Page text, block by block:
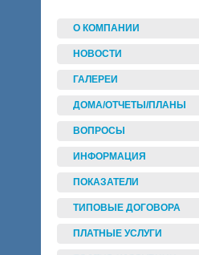
О КОМПАНИИ
НОВОСТИ
ГАЛЕРЕИ
ДОМА/ОТЧЕТЫ/ПЛАНЫ
ВОПРОСЫ
ИНФОРМАЦИЯ
ПОКАЗАТЕЛИ
ТИПОВЫЕ ДОГОВОРА
ПЛАТНЫЕ УСЛУГИ